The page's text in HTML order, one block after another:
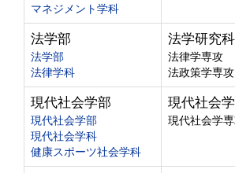
マネジメント学科
法学部
法学部
法律学科
法学研究科
法律学専攻
法政策学専攻
現代社会学部
現代社会学部
現代社会学科
健康スポーツ社会学科
現代社会
現代社会学